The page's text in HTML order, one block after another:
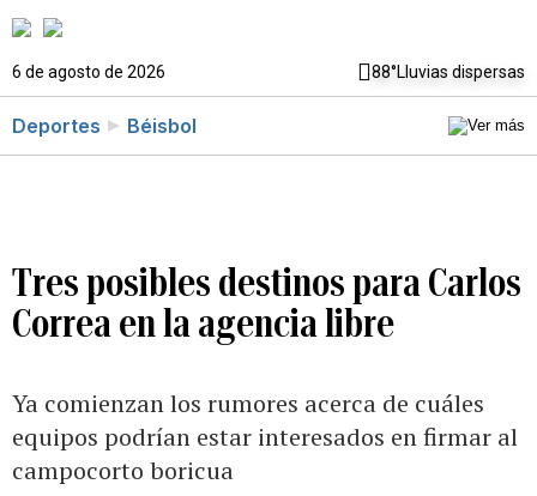
6 de agosto de 2026 88°Lluvias dispersas
Deportes Béisbol
Tres posibles destinos para Carlos
Correa en la agencia libre
Ya comienzan los rumores acerca de cuáles
equipos podrían estar interesados en firmar al
campocorto boricua